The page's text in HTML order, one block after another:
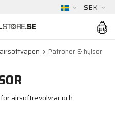
SEK
Patroner & hylsor
airsoftrevolvrar och